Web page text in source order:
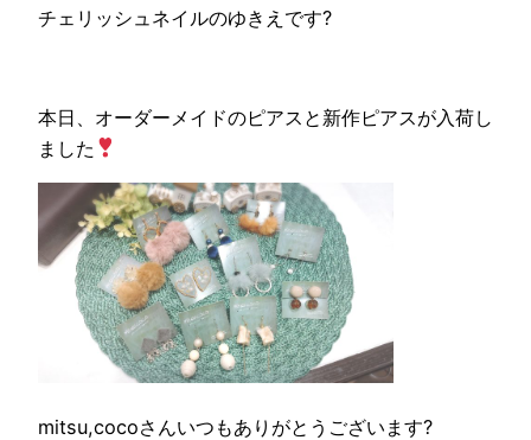
チェリッシュネイルのゆきえです?
本日、オーダーメイドのピアスと新作ピアスが入荷し
ました
mitsu,cocoさんいつもありがとうございます?